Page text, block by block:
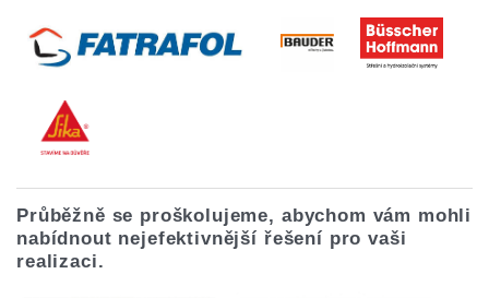
Průběžně se proškolujeme, abychom vám mohli
nabídnout nejefektivnější řešení pro vaši
realizaci.